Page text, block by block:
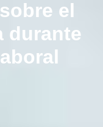
el
durante